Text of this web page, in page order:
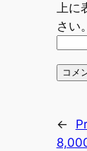
上に
さい。
←